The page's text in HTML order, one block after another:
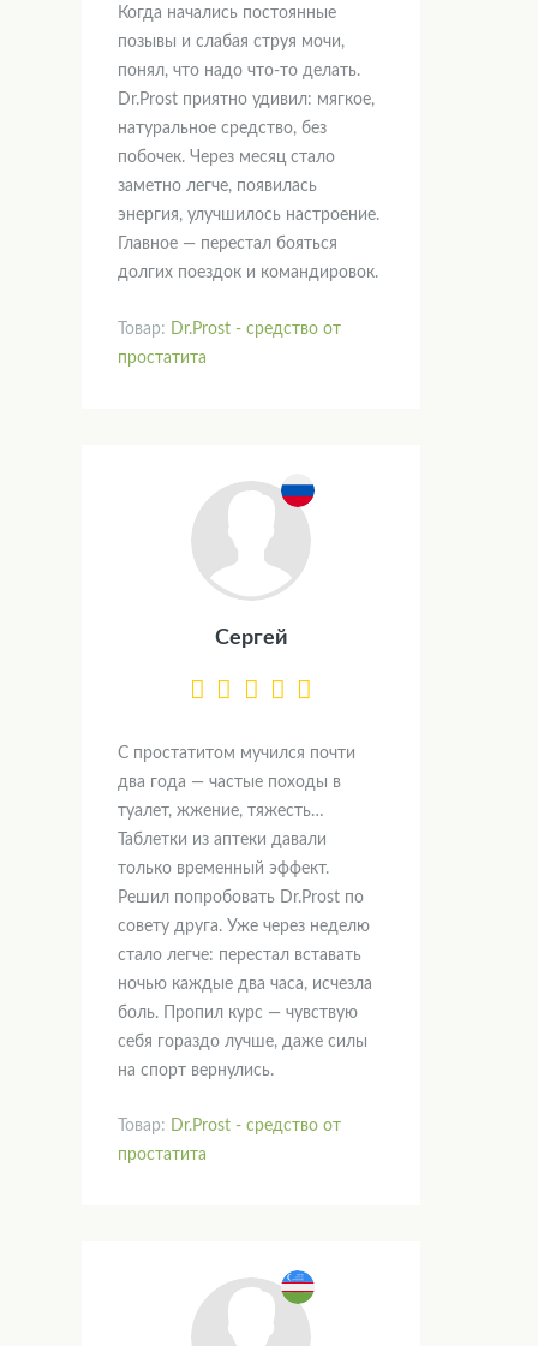
Когда начались постоянные
позывы и слабая струя мочи,
понял, что надо что-то делать.
Dr.Prost приятно удивил: мягкое,
натуральное средство, без
побочек. Через месяц стало
заметно легче, появилась
энергия, улучшилось настроение.
Главное — перестал бояться
долгих поездок и командировок.
Товар:
Dr.Prost - средство от
простатита
Сергей
С простатитом мучился почти
два года — частые походы в
туалет, жжение, тяжесть…
Таблетки из аптеки давали
только временный эффект.
Решил попробовать Dr.Prost по
совету друга. Уже через неделю
стало легче: перестал вставать
ночью каждые два часа, исчезла
боль. Пропил курс — чувствую
себя гораздо лучше, даже силы
на спорт вернулись.
Товар: Dr.Prost - средство от
простатита